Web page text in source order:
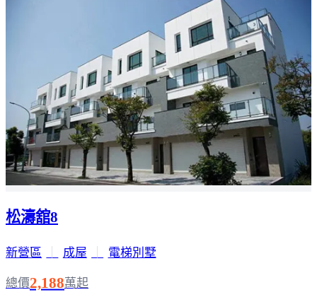
松濤舘8
新營區 成屋 電梯別墅
總價2,188萬起